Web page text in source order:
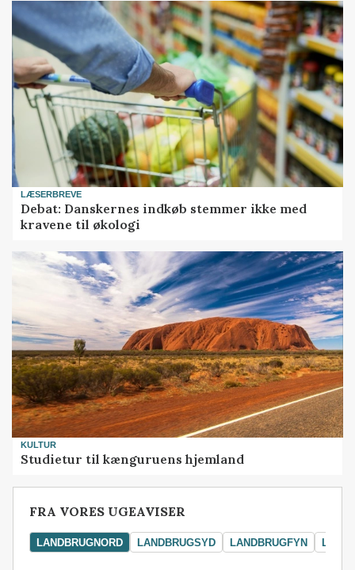
LÆSERBREVE
Debat: Danskernes indkøb stemmer ikke med
kravene til økologi
KULTUR
Studietur til kænguruens hjemland
FRA VORES UGEAVISER
LANDBRUGNORD LANDBRUGSYD LANDBRUGFYN